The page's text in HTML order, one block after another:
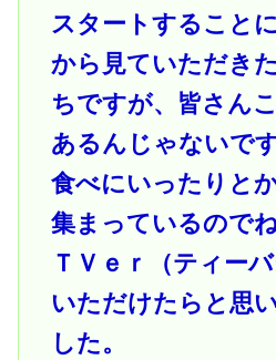
スタートすること
から見ていただき
ちですが、皆さん
あるんじゃないで
食べにいったりと
集まっているので
ＴＶｅｒ（ティー
いただけたらと思
した。